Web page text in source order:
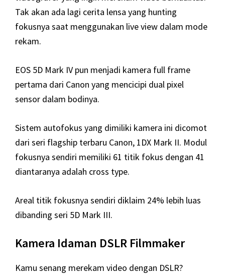
Tak akan ada lagi cerita lensa yang hunting
fokusnya saat menggunakan live view dalam mode
rekam.
EOS 5D Mark IV pun menjadi kamera full frame
pertama dari Canon yang mencicipi dual pixel
sensor dalam bodinya.
Sistem autofokus yang dimiliki kamera ini dicomot
dari seri flagship terbaru Canon, 1DX Mark II. Modul
fokusnya sendiri memiliki 61 titik fokus dengan 41
diantaranya adalah cross type.
Areal titik fokusnya sendiri diklaim 24% lebih luas
dibanding seri 5D Mark III.
Kamera Idaman DSLR Filmmaker
Kamu senang merekam video dengan DSLR?